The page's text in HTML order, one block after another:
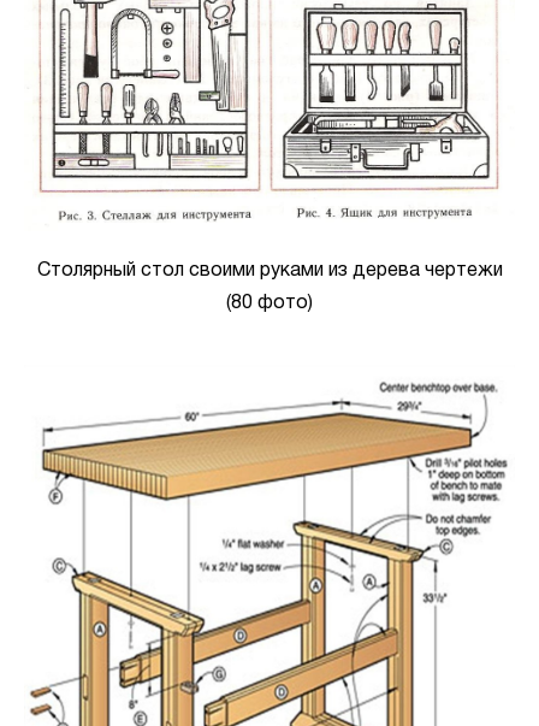
Столярный стол своими руками из дерева чертежи
(80 фото)